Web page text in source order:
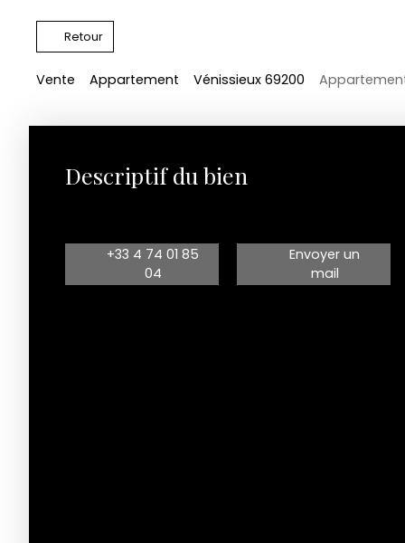
Retour
Vente Appartement Vénissieux 69200
Descriptif du bien
+33 4 74 01 85
04
Envoyer un
mail